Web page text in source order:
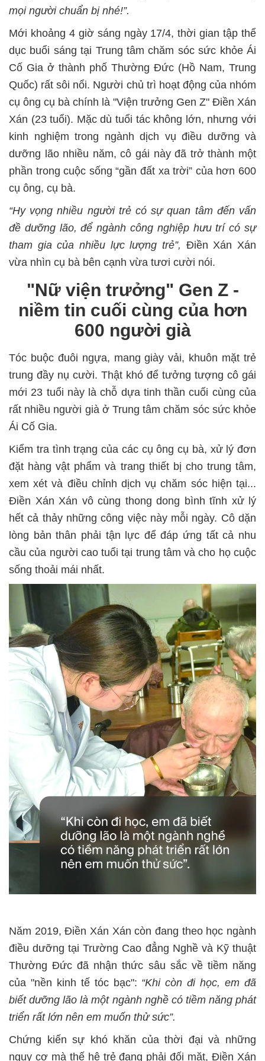
mọi người chuẩn bị nhé!”.
Mới khoảng 4 giờ sáng ngày 17/4, thời gian tập thể
dục buổi sáng tại Trung tâm chăm sóc sức khỏe Ái
Cố Gia ở thành phố Thường Đức (Hồ Nam, Trung
Quốc) rất sôi nổi. Người chủ trì hoạt động của nhóm
cụ ông cụ bà chính là "Viện trưởng Gen Z" Điền Xán
Xán (23 tuổi). Mặc dù tuổi tác không lớn, nhưng với
kinh nghiệm trong ngành dịch vụ điều dưỡng và
dưỡng lão nhiều năm, cô gái này đã trở thành một
phần trong cuộc sống “gần đất xa trời” của hơn 600
cụ ông, cụ bà.
“Hy vọng nhiều người trẻ có sự quan tâm đến vấn
đề dưỡng lão, để ngành công nghiệp hưu trí có sự
tham gia của nhiều lực lượng trẻ”, Điền Xán Xán
vừa nhìn cụ bà bên cạnh vừa tươi cười nói.
"Nữ viện trưởng" Gen Z -
niềm tin cuối cùng của hơn
600 người già
Tóc buộc đuôi ngựa, mang giày vải, khuôn mặt trẻ
trung đầy nụ cười. Thật khó để tưởng tượng cô gái
mới 23 tuổi này là chỗ dựa tinh thần cuối cùng của
rất nhiều người già ở Trung tâm chăm sóc sức khỏe
Ái Cố Gia.
Kiểm tra tình trạng của các cụ ông cụ bà, xử lý đơn
đặt hàng vật phẩm và trang thiết bị cho trung tâm,
xem xét và điều chỉnh dịch vụ chăm sóc hiện tại...
Điền Xán Xán vô cùng thong dong bình tĩnh xử lý
hết cả thảy những công việc này mỗi ngày. Cô dặn
lòng bản thân phải tận lực để đáp ứng tất cả nhu
cầu của người cao tuổi tại trung tâm và cho họ cuộc
sống thoải mái nhất.
Năm 2019, Điền Xán Xán còn đang theo học ngành
điều dưỡng tại Trường Cao đẳng Nghề và Kỹ thuật
Thường Đức đã nhận thức sâu sắc về tiềm năng
của "nền kinh tế tóc bạc": “Khi còn đi học, em đã
biết dưỡng lão là một ngành nghề có tiềm năng phát
triển rất lớn nên em muốn thử sức”.
Chứng kiến sự khó khăn của thời đại và những
nguy cơ mà thế hệ trẻ đang phải đối mặt, Điền Xán